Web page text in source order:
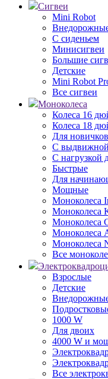
Сигвеи
Mini Robot
С сиденьем
Минисигвеи
Большие
Детские
Mini Robot
Все сигвеи
Моноколеса
Колеса 16
Колеса 18
Для новичков
С
С нагрузкой
Быстрые
Для
Мощные
Моноколеса
Моноколеса
Моноколеса
Моноколеса
Моноколеса
Все
Взрослые
Детские
1000 W
Для двоих
4000 W и
Все